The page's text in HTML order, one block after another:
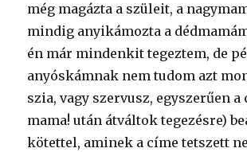
még magázta a szüleit, a
mindig anyikámozta a
én már mindenkit tegeztem, de
anyóskámnak nem tudom azt
szia, vagy szervusz, egyszerűen
mama! után átváltok tegezésre)
kötettel, aminek a címe tetszett